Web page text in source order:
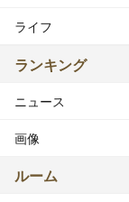
ライフ
ランキング
ニュース
画像
ルーム